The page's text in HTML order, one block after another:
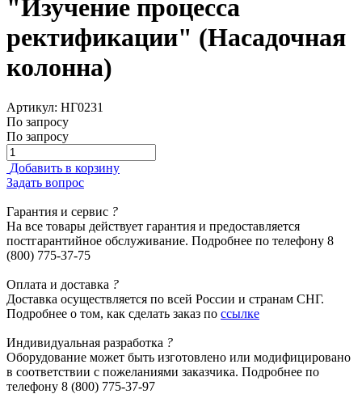
"Изучение процесса
ректификации" (Насадочная
колонна)
Артикул: НГ0231
По запросу
По запросу
Добавить в корзину
Задать вопрос
Гарантия и сервис ?
На все товары действует гарантия и предоставляется
постгарантийное обслуживание. Подробнее по телефону 8
(800) 775-37-75
Оплата и доставка ?
Доставка осуществляется по всей России и странам СНГ.
Подробнее о том, как сделать заказ по ссылке
Индивидуальная разработка ?
Оборудование может быть изготовлено или модифицировано
в соответствии с пожеланиями заказчика. Подробнее по
телефону 8 (800) 775-37-97